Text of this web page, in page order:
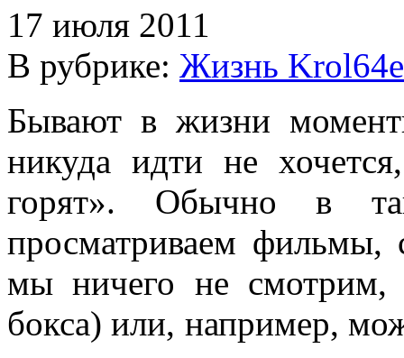
17 июля 2011
В рубрике: Жизнь
Бывают в жизни
никуда идти не
горят». Обычно в
просматриваем фильмы,
мы ничего не
бокса) или, например,